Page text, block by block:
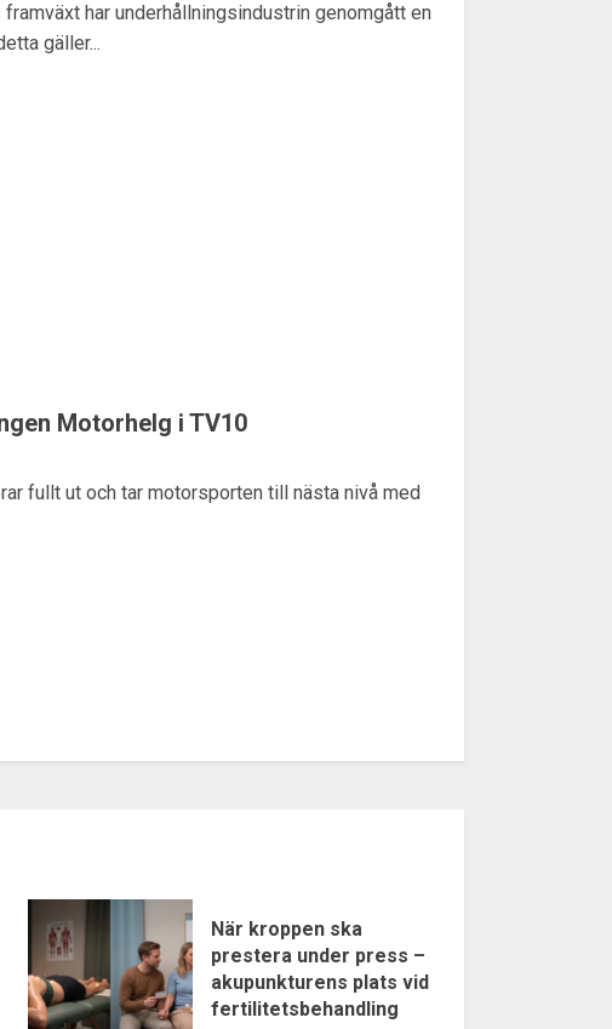
har underhållningsindustrin genomgått en
gäller...
Motorhelg i TV10
fullt ut och tar motorsporten till nästa nivå med
När kroppen ska
prestera under press –
akupunkturens plats vid
fertilitetsbehandling